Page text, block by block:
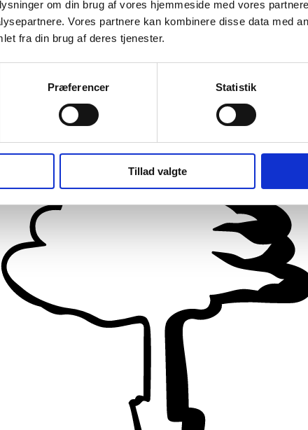
om din brug af vores hjemmeside med vores
Vores partnere kan kombinere disse data med
fra din brug af deres tjenester.
Præferencer Statistik
Tillad valgte